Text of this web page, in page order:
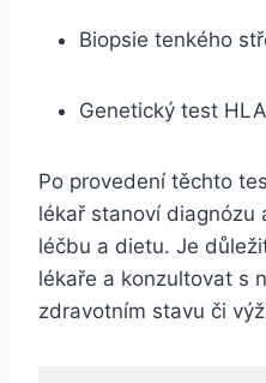
Biopsie tenkého
Genetický test
Po provedení těchto
lékař stanoví diagnózu
léčbu a dietu. Je
lékaře a konzultovat s
zdravotním stavu či